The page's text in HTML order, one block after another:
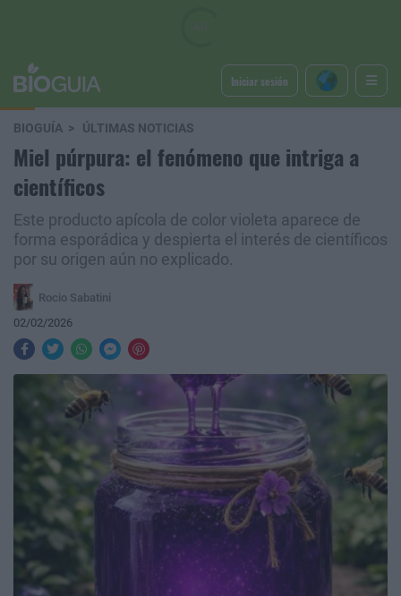
Iniciar sesión
BIOGUÍA ÚLTIMAS NOTICIAS
Miel púrpura: el fenómeno que intriga a
científicos
Este producto apícola de color violeta aparece de
forma esporádica y despierta el interés de científicos
por su origen aún no explicado.
Rocio Sabatini
02/02/2026